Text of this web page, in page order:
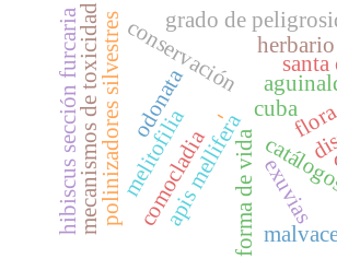
apis mellifera
melitofilia
polinizadores silvestres cuba
exuvias
odonata
conservación
forma de vida
grado de
mecanismos de toxicidad -
comocladia
hibiscus sección furcaria flora
santa
herbario